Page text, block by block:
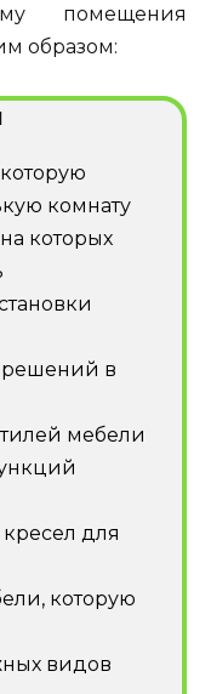
помещения
образом:
комнату
которых
решений в
мебели
для
которую
видов